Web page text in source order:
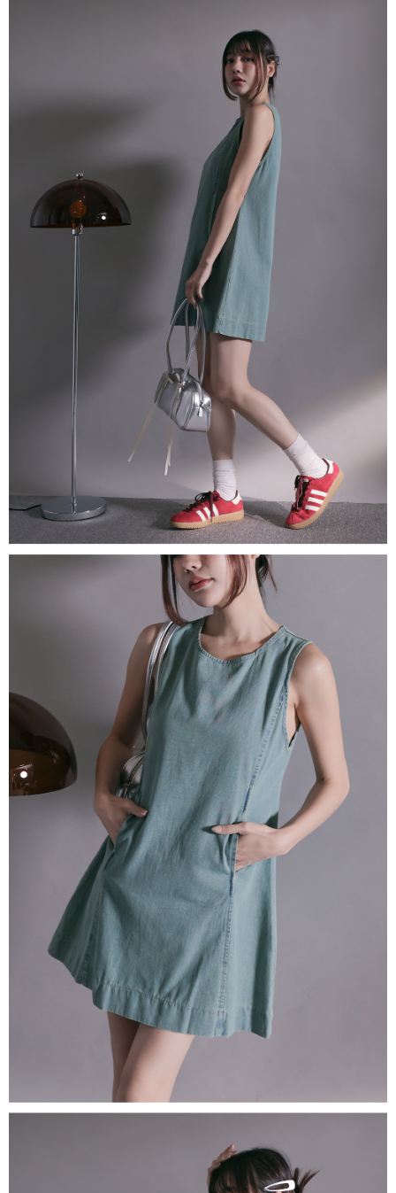
pesanan ditubuhkan, akan secara automatik dialihkan ke proses
transaksi Gogo, selepas pengesahan nombor telefon, pilih bilangan
ansuran yang diingini, tarikh akhir pembayaran, dan setelah
mengesahkan pembayaran, transaksi akan selesai.
3. Jumlah kelulusan sebenar, bilangan ansuran dan jumlah bayaran
adalah berdasarkan halaman pengesahan transaksi seterusnya.
4. Dalam masa 30 minit selepas pesanan ditubuhkan, jika tidak pergi
untuk mengesahkan transaksi atau jika tidak lulus semakan, pesanan
akan dibatalkan secara automatik. Jika terdapat situasi "pindah untuk
semakan khusus" yang tidak lulus, ini menunjukkan bahawa sistem
penilaian tidak mencukupi, tiada penjelasan mengenai kandungan
penilaian boleh diberikan.
【Penerangan Kaedah Pembayaran】
1. Pembayaran ansuran tidak digabungkan dalam bil telekomunikasi,
"Pembayaran Ansuran Gogo" akan menghantar SMS peringatan
pembayaran selepas tarikh penyelesaian bulanan.
2. Melalui pautan SMS untuk membuka bil, anda boleh memilih untuk
membayar melalui "Kod bar kedai serbaneka / Kedai rasmi Taiwan
Mobile / Pemindahan bank / Pembayaran J街口 / iPASS MONEY" dan
1. Perkhidmatan ini disediakan oleh "Taiwan Mobile Co., Ltd." untuk
membolehkan pengguna membeli produk atau perkhidmatan melalui
perkhidmatan ini semasa transaksi, dan kedai akan menyerahkan hak
tuntutan harga jual/beli ansuran kepada syarikat ini untuk membayar bil
menggunakan bil syarikat ini.
2. Berdasarkan tujuan kontrak persetujuan pembayaran menggunakan
"Pembayaran Ansuran Gogo", kedai akan memberikan maklumat peribadi
anda (termasuk nama, telefon atau alamat) kepada Taiwan Mobile untuk
pengumpulan, pemprosesan dan penggunaan, untuk pengesahan,
semakan dan pembetulan data yang diperlukan untuk bil ansuran oleh
Taiwan Mobile.
3. Sila baca syarat perkhidmatan pengguna secara lengkap melalui
pautan berikut: https://oppay.tw/userRule